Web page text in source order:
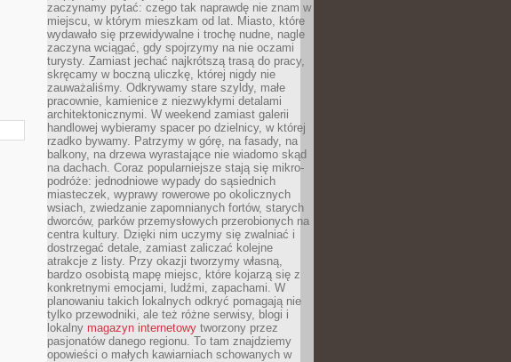
zaczynamy pytać: czego tak naprawdę nie znam w
miejscu, w którym mieszkam od lat. Miasto, które
wydawało się przewidywalne i trochę nudne, nagle
zaczyna wciągać, gdy spojrzymy na nie oczami
turysty. Zamiast jechać najkrótszą trasą do pracy,
skręcamy w boczną uliczkę, której nigdy nie
zauważaliśmy. Odkrywamy stare szyldy, małe
pracownie, kamienice z niezwykłymi detalami
architektonicznymi. W weekend zamiast galerii
handlowej wybieramy spacer po dzielnicy, w której
rzadko bywamy. Patrzymy w górę, na fasady, na
balkony, na drzewa wyrastające nie wiadomo skąd
na dachach. Coraz popularniejsze stają się mikro-
podróże: jednodniowe wypady do sąsiednich
miasteczek, wyprawy rowerowe po okolicznych
wsiach, zwiedzanie zapomnianych fortów, starych
dworców, parków przemysłowych przerobionych na
centra kultury. Dzięki nim uczymy się zwalniać i
dostrzegać detale, zamiast zaliczać kolejne
atrakcje z listy. Przy okazji tworzymy własną,
bardzo osobistą mapę miejsc, które kojarzą się z
konkretnymi emocjami, ludźmi, zapachami. W
planowaniu takich lokalnych odkryć pomagają nie
tylko przewodniki, ale też różne serwisy, blogi i
lokalny magazyn internetowy tworzony przez
pasjonatów danego regionu. To tam znajdziemy
opowieści o małych kawiarniach schowanych w